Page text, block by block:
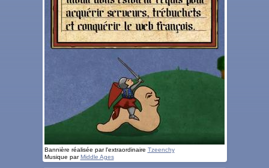
Bannière réalisée par l'extraordinaire Tzeenchy
Musique parMiddle Ages